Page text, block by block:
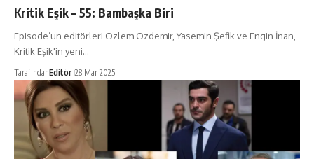
Kritik Eşik – 55: Bambaşka Biri
Episode’un editörleri Özlem Özdemir, Yasemin Şefik ve Engin İnan,
Kritik Eşik'in yeni…
TarafındanEditör 28 Mar 2025